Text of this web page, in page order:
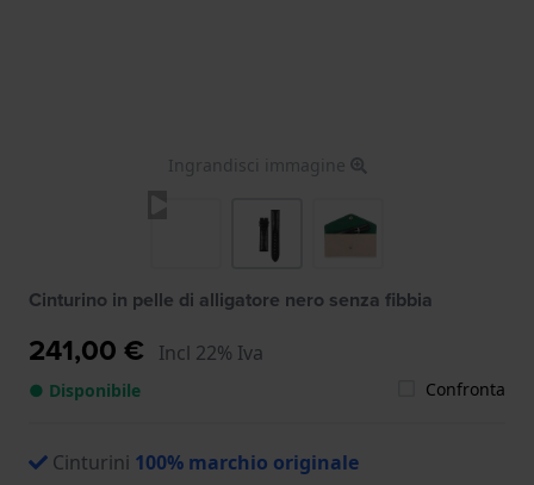
Ingrandisci immagine
Cinturino in pelle di alligatore nero senza fibbia
241,00 € Incl 22% Iva
● Disponibile Confronta
Cinturini 100% marchio originale